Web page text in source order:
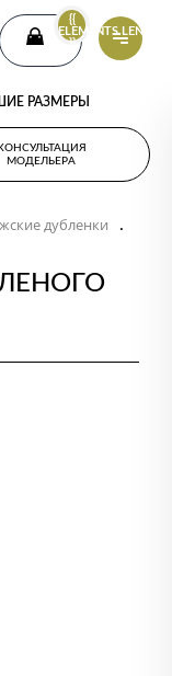
{{
ELEMENTS.LENGTH
}}
РАЗМЕРЫ
КОНСУЛЬТАЦИЯ
МОДЕЛЬЕРА
дубленки .